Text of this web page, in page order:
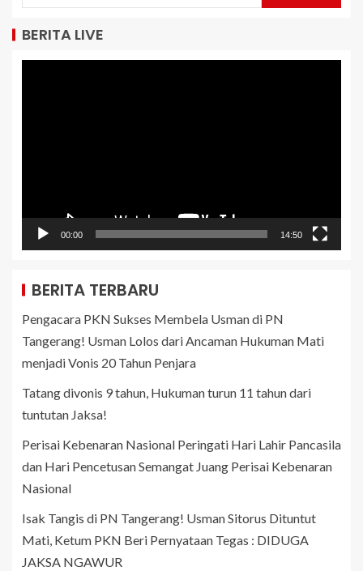
BERITA LIVE
00:00 14:50
BERITA TERBARU
Pengacara PKN Sukses Membela Usman di PN
Tangerang! Usman Lolos dari Ancaman Hukuman Mati
menjadi Vonis 20 Tahun Penjara
Tatang divonis 9 tahun, Hukuman turun 11 tahun dari
tuntutan Jaksa!
Perisai Kebenaran Nasional Peringati Hari Lahir Pancasila
dan Hari Pencetusan Semangat Juang Perisai Kebenaran
Nasional
Isak Tangis di PN Tangerang! Usman Sitorus Dituntut
Mati, Ketum PKN Beri Pernyataan Tegas : DIDUGA
JAKSA NGAWUR